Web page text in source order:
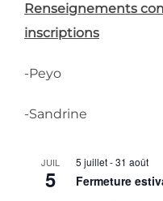
Renseignements
inscriptions
-Peyo
-Sandrine
JUIL
5
5 juillet-31 août
Fermeture